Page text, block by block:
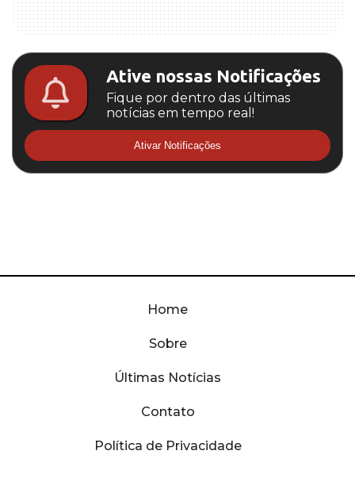
Ative nossas Notificações
Fique por dentro das últimas
notícias em tempo real!
Ativar Notificações
Home
Sobre
Últimas Notícias
Contato
Política de Privacidade